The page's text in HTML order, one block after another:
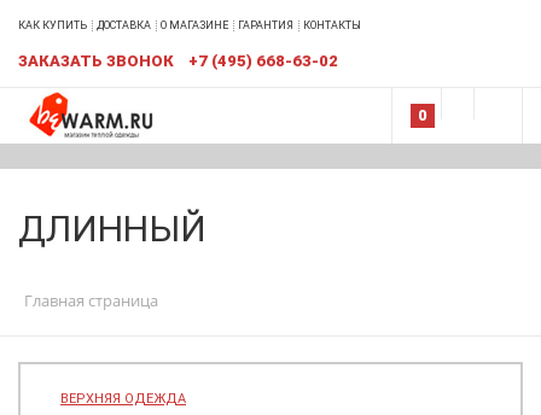
КАК КУПИТЬ ДОСТАВКА О МАГАЗИНЕ ГАРАНТИЯ КОНТАКТЫ
ЗАКАЗАТЬ ЗВОНОК +7 (495) 668-63-02
0
ДЛИННЫЙ
Главная страница
ВЕРХНЯЯ ОДЕЖДА